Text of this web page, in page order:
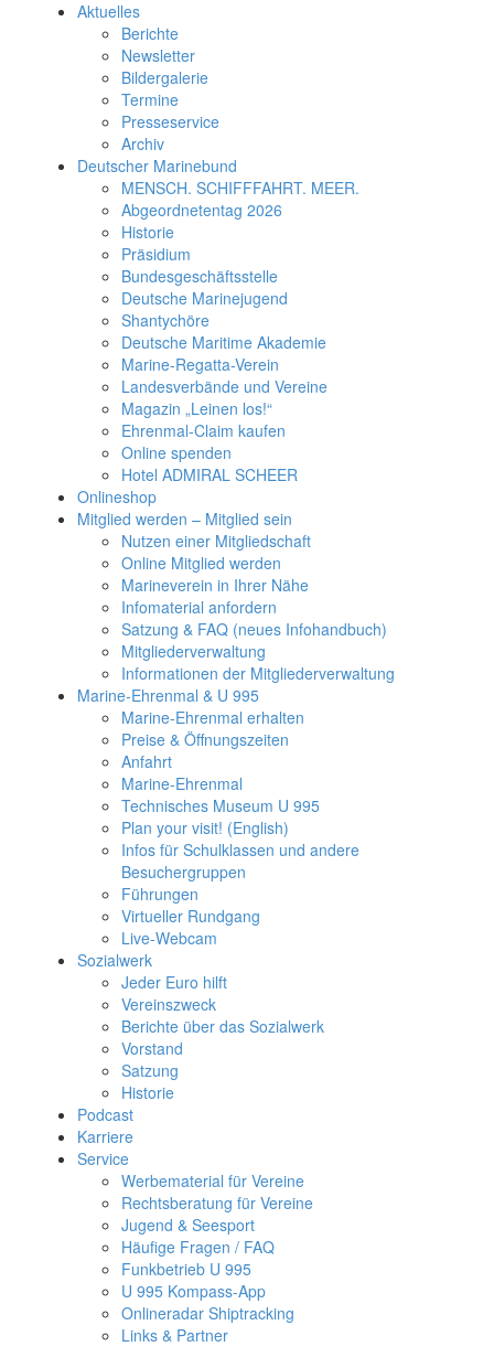
Aktuelles
Berichte
Newsletter
Bildergalerie
Termine
Presseservice
Archiv
Deutscher Marinebund
MENSCH. SCHIFFFAHRT. MEER.
Abgeordnetentag 2026
Historie
Präsidium
Bundesgeschäftsstelle
Deutsche Marinejugend
Shantychöre
Deutsche Maritime Akademie
Marine-Regatta-Verein
Landesverbände und Vereine
Magazin „Leinen los!“
Ehrenmal-Claim kaufen
Online spenden
Hotel ADMIRAL SCHEER
Onlineshop
Mitglied werden – Mitglied sein
Nutzen einer Mitgliedschaft
Online Mitglied werden
Marineverein in Ihrer Nähe
Infomaterial anfordern
Satzung & FAQ (neues Infohandbuch)
Mitgliederverwaltung
Informationen der Mitgliederverwaltung
Marine-Ehrenmal & U 995
Marine-Ehrenmal erhalten
Preise & Öffnungszeiten
Anfahrt
Marine-Ehrenmal
Technisches Museum U 995
Plan your visit! (English)
Infos für Schulklassen und andere
Besuchergruppen
Führungen
Virtueller Rundgang
Live-Webcam
Sozialwerk
Jeder Euro hilft
Vereinszweck
Berichte über das Sozialwerk
Vorstand
Satzung
Historie
Podcast
Karriere
Service
Werbematerial für Vereine
Rechtsberatung für Vereine
Jugend & Seesport
Häufige Fragen / FAQ
Funkbetrieb U 995
U 995 Kompass-App
Onlineradar Shiptracking
Links & Partner